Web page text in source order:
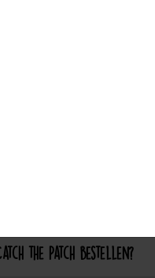
the Patch bestellen?